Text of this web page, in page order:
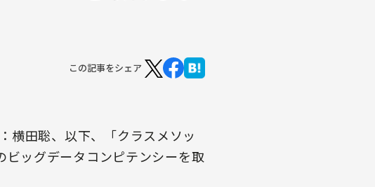
この記事をシェア
横田聡、以下、「クラスメソッ
ッグデータコンピテンシーを取